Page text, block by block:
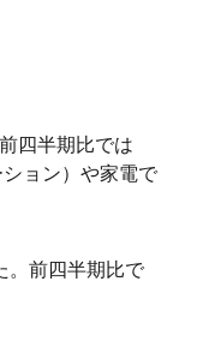
四半期比では
ョン）や家電で
。前四半期比で